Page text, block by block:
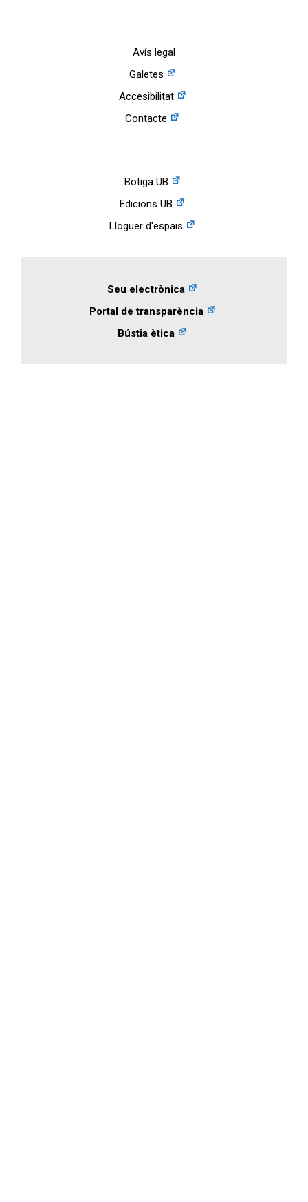
Avís legal
Galetes
Accesibilitat
Contacte
Botiga UB
Edicions UB
Lloguer d'espais
Seu electrònica
Portal de transparència
Bústia ètica